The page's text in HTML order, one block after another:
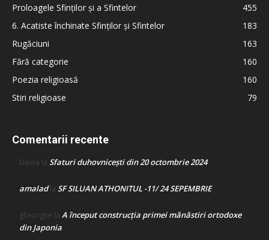
Proloagele Sfinților și a Sfintelor
455
6. Acatiste închinate Sfinților și Sfintelor
183
Rugăciuni
163
Fără categorie
160
Poezia religioasă
160
Stiri religioase
79
Comentarii recente
Doina la Sfaturi duhovnicești din 20 octombrie 2024
amaladla SF SILUAN ATHONITUL -11/ 24 SEPEMBRIE
gheorghe la A început construcţia primei mănăstiri ortodoxe
din Japonia